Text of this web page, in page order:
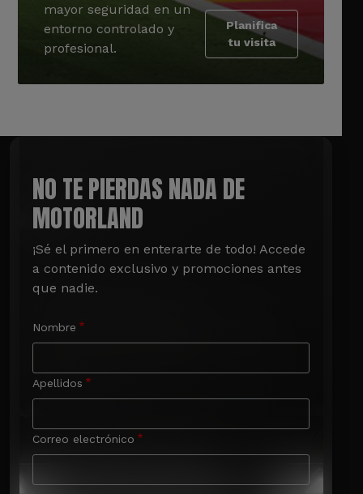
mayor seguridad en un
entorno controlado y
profesional.
Planifica
tu visita
NO TE PIERDAS NADA DE
MOTORLAND
¡Sé el primero en enterarte de todo! Accede
a contenido exclusivo y promociones antes
que nadie.
Nombre
Apellidos
Correo electrónico